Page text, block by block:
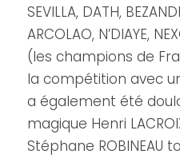
SEVILLA, DATH,
ARCOLAO, N’DIAYE,
(les champions de
la compétition avec
a également été
magique Henri
Stéphane ROBINEAU